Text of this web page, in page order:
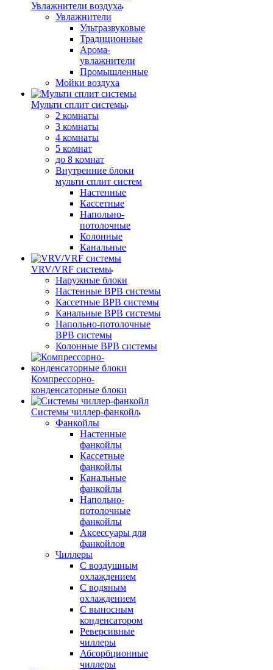
Увлажнители воздуха
Увлажнители
Ультразвуковые
Традиционные
Арома-
увлажнители
Промышленные
Мойки воздуха
Мульти сплит системы
2 комнаты
3 комнаты
4 комнаты
5 комнат
до 8 комнат
Внутренние блоки
мульти сплит систем
Настенные
Кассетные
Напольно-
потолочные
Колонные
Канальные
VRV/VRF системы
Наружные блоки
Настенные ВРВ системы
Кассетные ВРВ системы
Канальные ВРВ системы
Напольно-потолочные
ВРВ системы
Колонные ВРВ системы
Компрессорно-
конденсаторные блоки
Системы чиллер-фанкойл
Фанкойлы
Настенные
фанкойлы
Кассетные
фанкойлы
Канальные
фанкойлы
Напольно-
потолочные
фанкойлы
Аксессуары для
фанкойлов
Чиллеры
С воздушным
охлаждением
С водяным
охлаждением
С выносным
конденсатором
Реверсивные
чиллеры
Абсорбционные
чиллеры